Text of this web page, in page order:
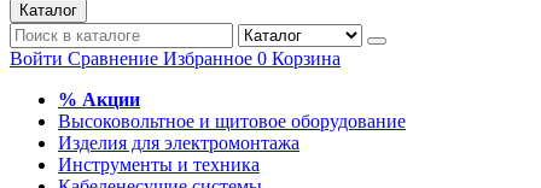
Каталог
Войти Сравнение Избранное 0 Корзина
% Акции
Высоковольтное и щитовое оборудование
Изделия для электромонтажа
Инструменты и техника